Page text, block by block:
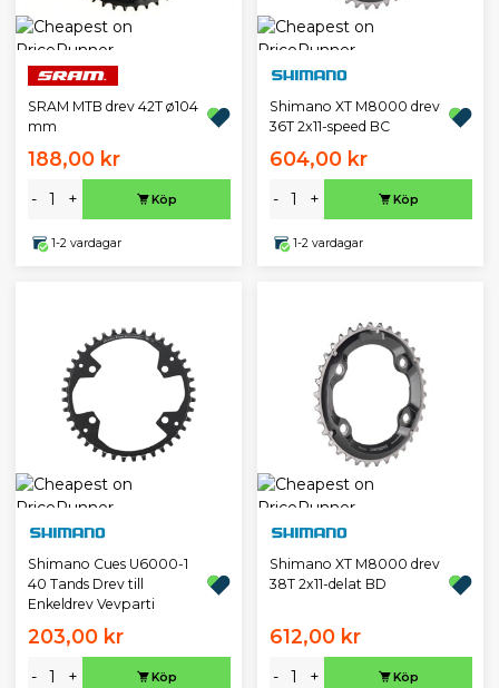
SRAM MTB drev 42T ø104
mm
188,00 kr
- + Köp
1-2 vardagar
Shimano XT M8000 drev
36T 2x11-speed BC
604,00 kr
- + Köp
1-2 vardagar
Shimano Cues U6000-1
40 Tands Drev till
Enkeldrev Vevparti
203,00 kr
- + Köp
Shimano XT M8000 drev
38T 2x11-delat BD
612,00 kr
- + Köp